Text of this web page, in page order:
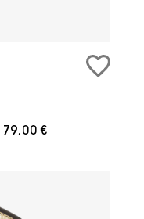
179,00 €